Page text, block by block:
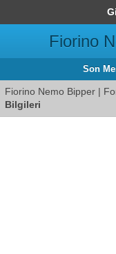
Fiorino
Son
Fiorino Nemo Bipper |
Bilgileri